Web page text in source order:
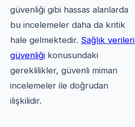
güvenliği gibi hassas alanlarda
bu incelemeler daha da kritik
hale gelmektedir. Sağlık verileri
güvenliği konusundaki
gereklilikler, güvenli mimari
incelemeler ile doğrudan
ilişkilidir.